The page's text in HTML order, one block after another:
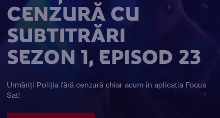
CENZURĂ CU
SUBTITRĂRI
SEZON 1, EPISOD 23
Urmăriți Poliția fără cenzură chiar acum în aplicația Focus
Sat!